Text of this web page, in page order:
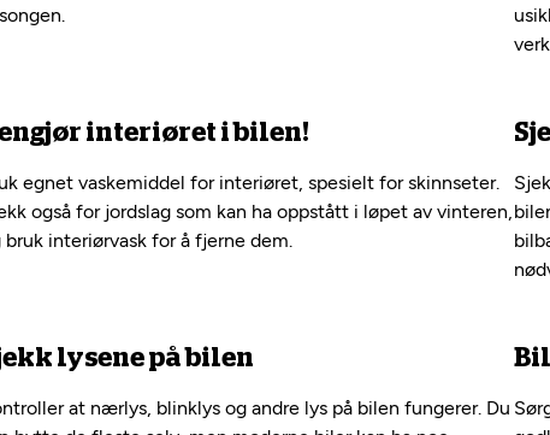
interiøret i bilen!
egnet vaskemiddel for interiøret, spesielt for skinnseter.
også for jordslag som kan ha oppstått i løpet av vinteren,
bruk interiørvask for å fjerne dem.
lysene på bilen
at nærlys, blinklys og andre lys på bilen fungerer. Du